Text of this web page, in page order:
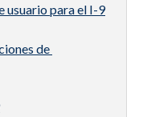
usuario para el I-9
de